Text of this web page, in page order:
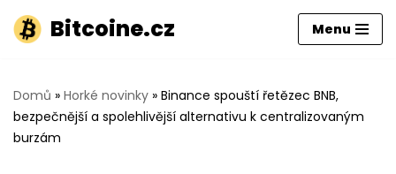
Přeskočit
obsah
Bitcoine.cz Menu
Domů » Horké novinky » Binance spouští řetězec BNB,
bezpečnější a spolehlivější alternativu k centralizovaným
burzám